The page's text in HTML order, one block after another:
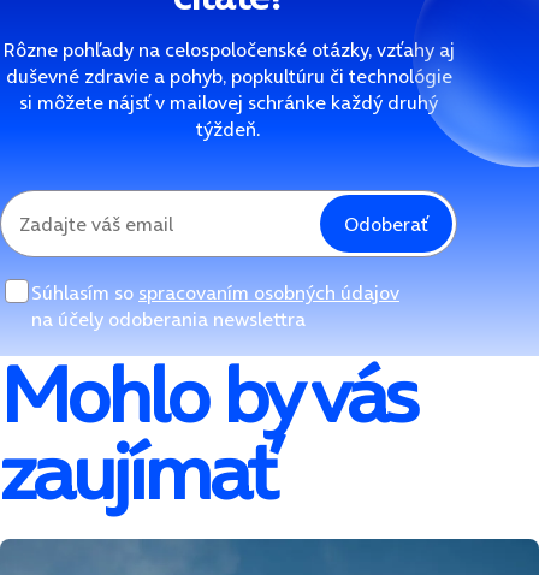
Rôzne pohľady na celospoločenské otázky, vzťahy aj
duševné zdravie a pohyb, popkultúru či technológie
si môžete nájsť v mailovej schránke každý druhý
týždeň.
Odoberať
Súhlasím so spracovaním osobných údajov
na účely odoberania newslettra
Mohlo by vás
zaujímať